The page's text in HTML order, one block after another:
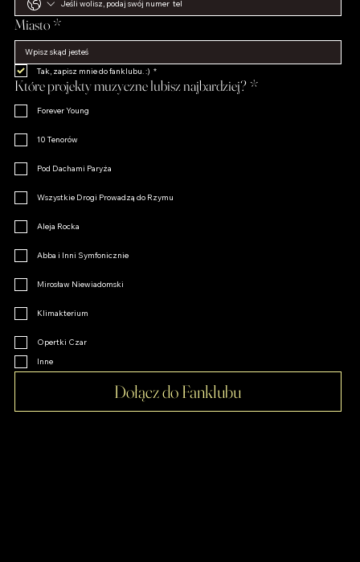
Miasto *
Tak, zapisz mnie do fanklubu. :) *
Które projekty muzyczne lubisz najbardziej? *
Forever Young
10 Tenorów
Pod Dachami Paryża
Wszystkie Drogi Prowadzą do Rzymu
Aleja Rocka
Abba i Inni Symfonicznie
Mirosław Niewiadomski
Klimakterium
Opertki Czar
Inne
Dołącz do Fanklubu